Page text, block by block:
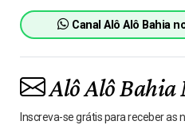
Canal Alô Alô Bahia
Alô Alô Bahia
Inscreva-se grátis para receber as